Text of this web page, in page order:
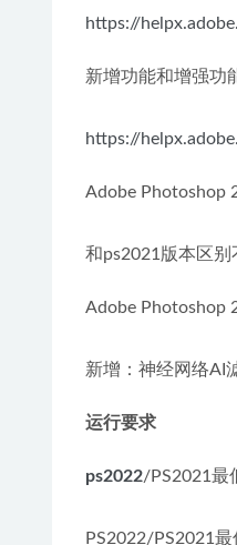
https://
新增功能和增强功
https://
Adobe Photoshop
和ps2021版本区
Adobe Photoshop
新增：神经网络AI
运行要求
ps2022/PS2021最
PS2022/PS2021